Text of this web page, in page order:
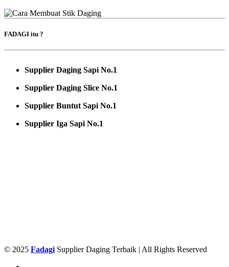
FADAGI itu ?
Supplier Daging Sapi No.1
Supplier Daging Slice No.1
Supplier Buntut Sapi No.1
Supplier Iga Sapi No.1
© 2025 Fadagi Supplier Daging Terbaik | All Rights Reserved